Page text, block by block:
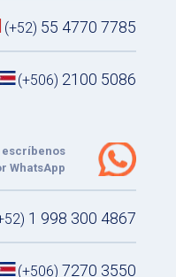
(+52) 55 4770 7785
(+506) 2100 5086
escríbenos
WhatsApp
1 998 300 4867
(+506) 7270 3550